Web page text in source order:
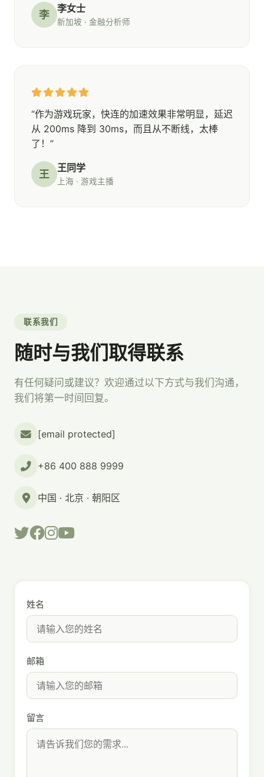
李 李女士
新加坡 · 金融分析师
“作为游戏玩家，快连的加速效果非常明显，延迟
从 200ms 降到 30ms，而且从不断线，太棒
了！”
王 王同学
上海 · 游戏主播
联系我们
随时与我们取得联系
有任何疑问或建议？欢迎通过以下方式与我们沟通，
我们将第一时间回复。
[email protected]
+86 400 888 9999
中国 · 北京 · 朝阳区
姓名
邮箱
留言